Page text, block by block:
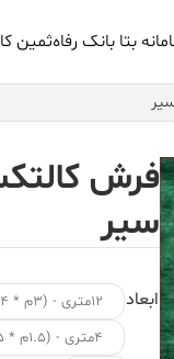
بتا بانک رفاهثمین
سیر
ابعاد ۱۲متری - (۳م * ۴م)
۴متری - (۱.۵م * ۲.۲۵م)